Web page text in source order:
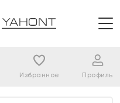
Избранное Профиль